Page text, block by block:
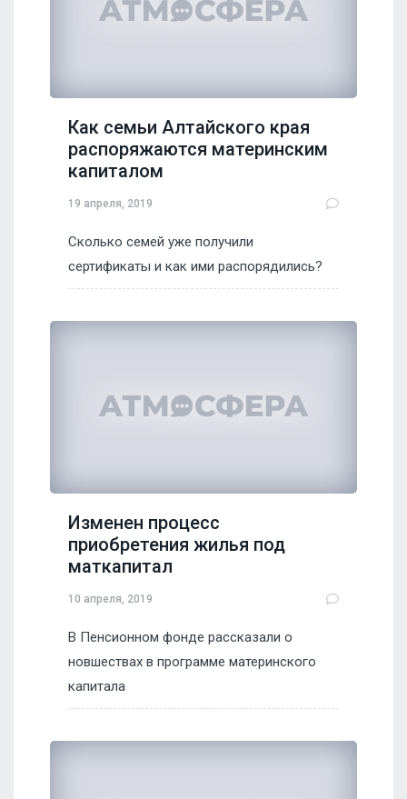
Как семьи Алтайского края
распоряжаются материнским
капиталом
19 апреля, 2019
Сколько семей уже получили
сертификаты и как ими распорядились?
Изменен процесс
приобретения жилья под
маткапитал
10 апреля, 2019
В Пенсионном фонде рассказали о
новшествах в программе материнского
капитала